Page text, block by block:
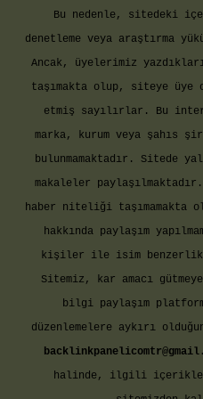
Bu nedenle, sitedeki
denetleme veya araştırma
Ancak, üyelerimiz
taşımakta olup, siteye üye
etmiş sayılırlar. Bu
marka, kurum veya şahıs
bulunmamaktadır. Sitede
makaleler
haber niteliği taşımamakta
hakkında paylaşım
kişiler ile isim
Sitemiz, kar amacı
bilgi paylaşım
düzenlemelere aykırı
halinde, ilgili